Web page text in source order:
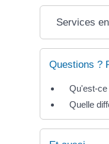
Services
Questions ?
Qu'est-ce
Quelle